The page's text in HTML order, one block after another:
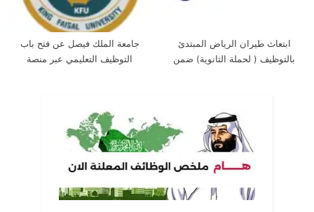
ابتعاث طيران الرياض المبتدئ
بالتوظيف ( لحملة الثانوية) ضمن
جامعة الملك فيصل عن فتح باب
التوظيف التعليمي عبر منصة